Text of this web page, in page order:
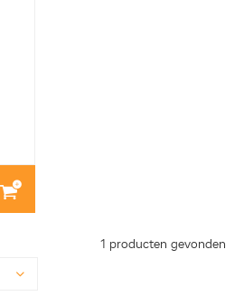
1 producten gevonden